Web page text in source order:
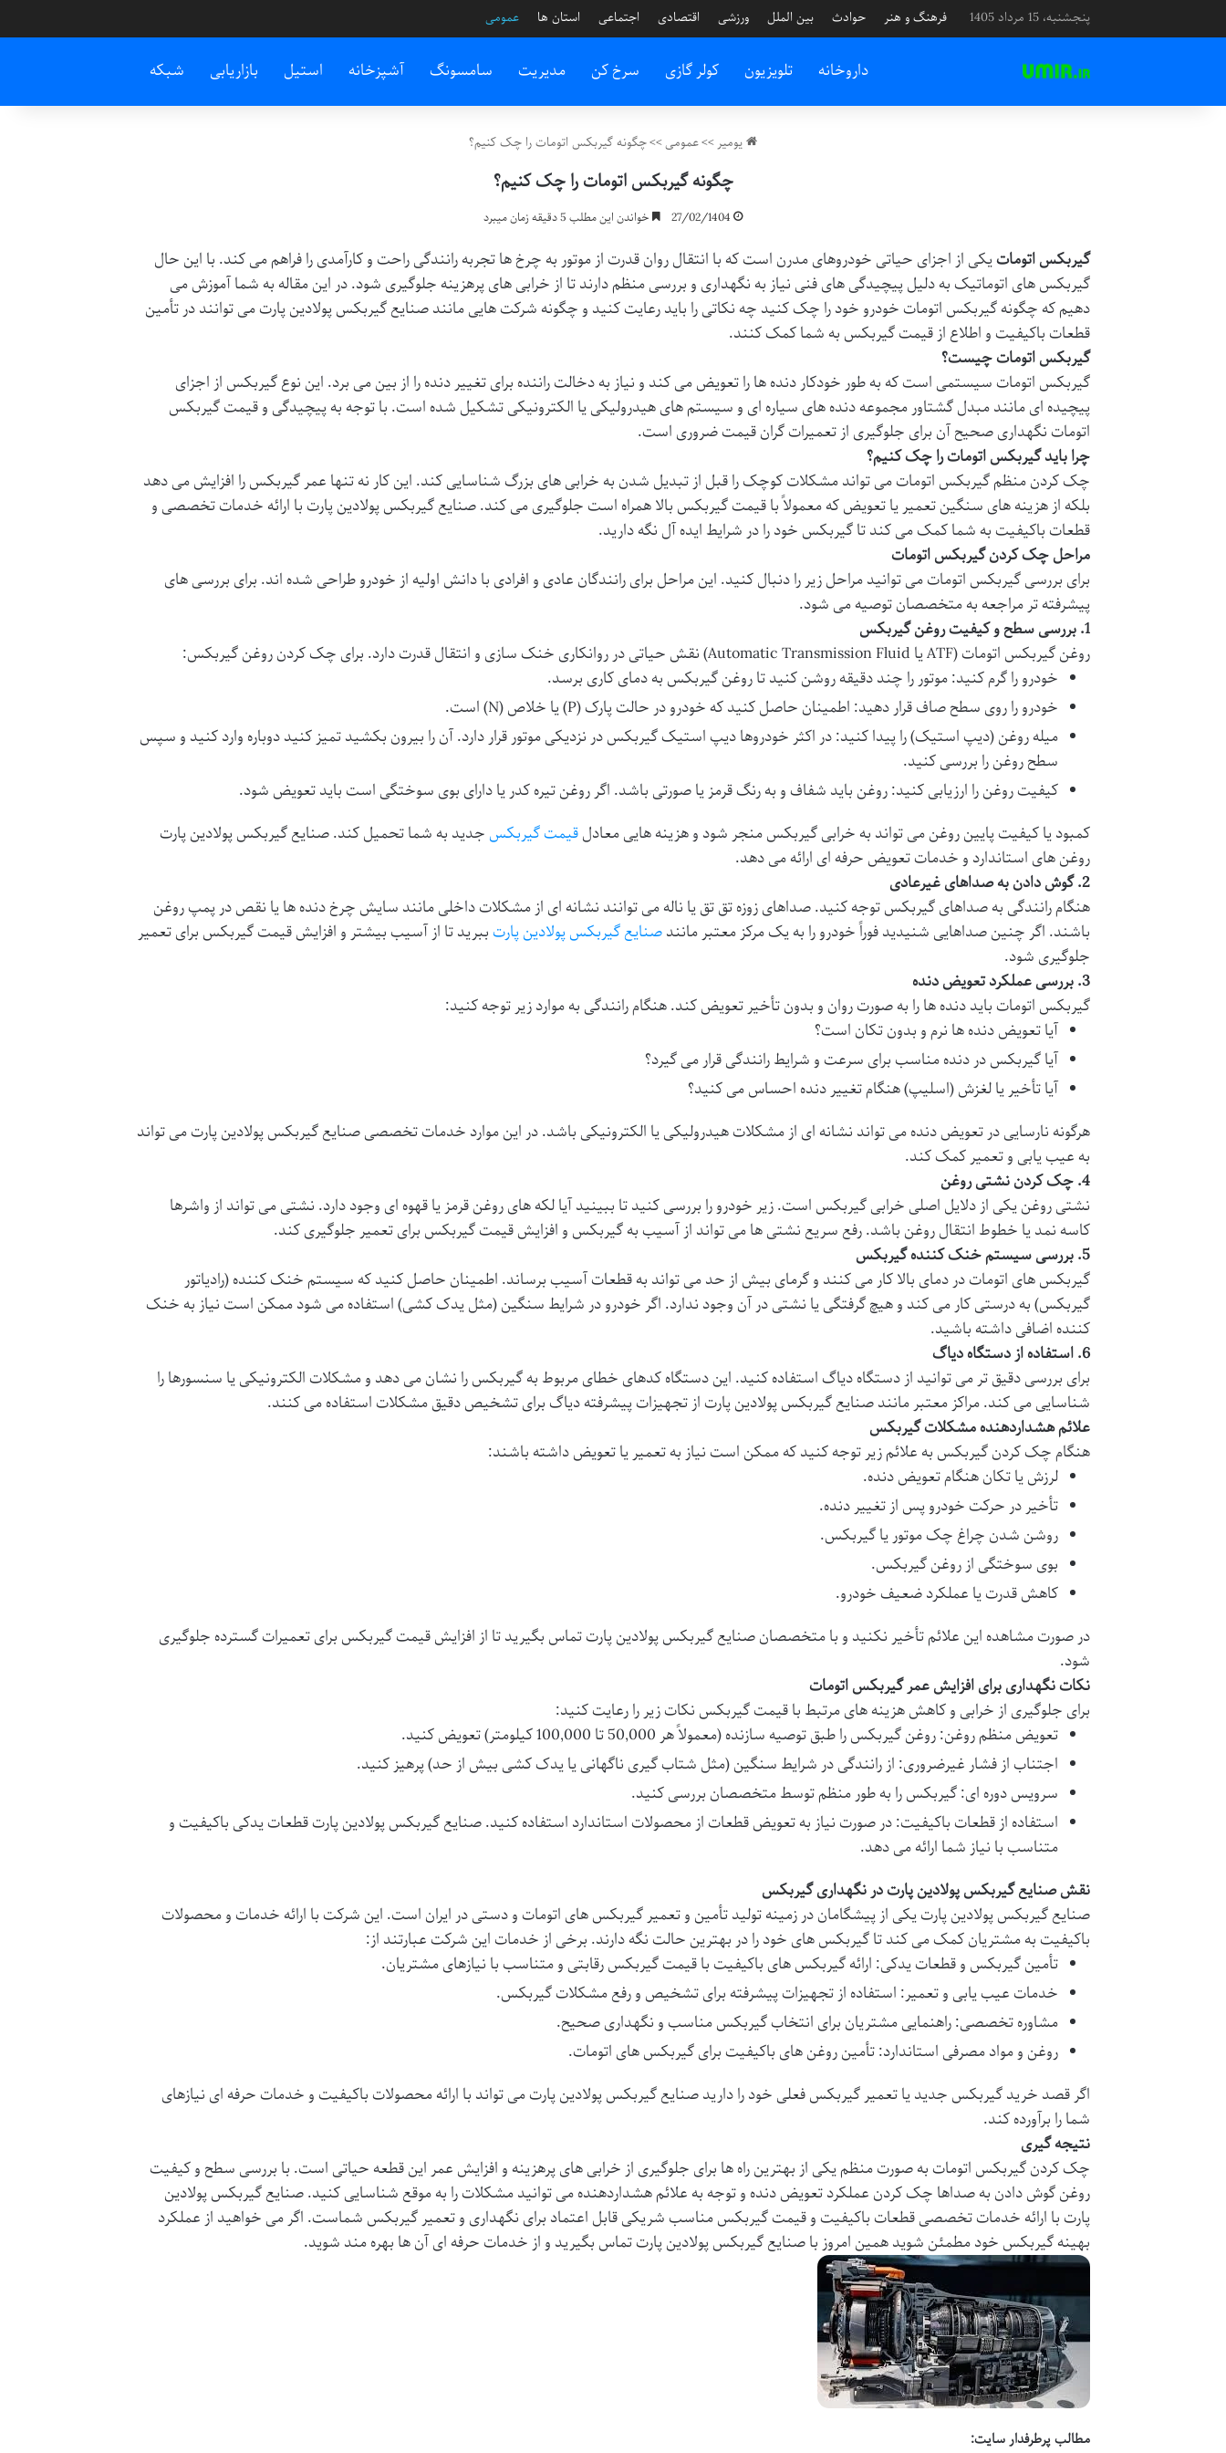
پنجشنبه، 15 مرداد 1405 فرهنگ و هنر حوادث بین الملل ورزشی اقتصادی اجتماعی استان ها عمومی
داروخانه تلویزیون کولر گازی سرخ کن مدیریت سامسونگ آشپزخانه استیل بازاریابی شبکه
یومیر>>عمومی>>چگونه گیربکس اتومات را چک کنیم؟
چگونه گیربکس اتومات را چک کنیم؟
27/02/1404 خواندن این مطلب 5 دقیقه زمان میبرد
گیربکس اتوماتیکی از اجزای حیاتی خودروهای مدرن است که با انتقال روان قدرت از موتور به چرخ ها تجربه رانندگی راحت و کارآمدی را فراهم می کند. با این حال
گیربکس های اتوماتیک به دلیل پیچیدگی های فنی نیاز به نگهداری و بررسی منظم دارند تا از خرابی های پرهزینه جلوگیری شود. در این مقاله به شما آموزش می
دهیم که چگونه گیربکس اتومات خودرو خود را چک کنید چه نکاتی را باید رعایت کنید و چگونه شرکت هایی مانندصنایع گیربکس پولادین پارتمی توانند در تأمین
قطعات باکیفیت و اطلاع ازقیمت گیربکس به شما کمک کنند.
گیربکس اتومات چیست؟
گیربکس اتومات سیستمی است که به طور خودکار دنده ها را تعویض می کند و نیاز به دخالت راننده برای تغییر دنده را از بین می برد. این نوع گیربکس از اجزای
پیچیده ای مانند مبدل گشتاور مجموعه دنده های سیاره ای و سیستم های هیدرولیکی یا الکترونیکی تشکیل شده است. با توجه به پیچیدگی وقیمت گیربکس
اتومات نگهداری صحیح آن برای جلوگیری از تعمیرات گران قیمت ضروری است.
چرا باید گیربکس اتومات را چک کنیم؟
چک کردن منظم گیربکس اتومات می تواند مشکلات کوچک را قبل از تبدیل شدن به خرابی های بزرگ شناسایی کند. این کار نه تنها عمر گیربکس را افزایش می دهد
بلکه از هزینه های سنگین تعمیر یا تعویض که معمولاً باقیمت گیربکس بالا همراه است جلوگیری می کند.صنایع گیربکس پولادین پارتبا ارائه خدمات تخصصی و
قطعات باکیفیت به شما کمک می کند تا گیربکس خود را در شرایط ایده آل نگه دارید.
مراحل چک کردن گیربکس اتومات
برای بررسی گیربکس اتومات می توانید مراحل زیر را دنبال کنید. این مراحل برای رانندگان عادی و افرادی با دانش اولیه از خودرو طراحی شده اند. برای بررسی های
پیشرفته تر مراجعه به متخصصان توصیه می شود.
1. بررسی سطح و کیفیت روغن گیربکس
روغن گیربکس اتومات (ATF یا Automatic Transmission Fluid) نقش حیاتی در روانکاری خنک سازی و انتقال قدرت دارد. برای چک کردن روغن گیربکس:
خودرو را گرم کنید: موتور را چند دقیقه روشن کنید تا روغن گیربکس به دمای کاری برسد.
خودرو را روی سطح صاف قرار دهید: اطمینان حاصل کنید که خودرو در حالت پارک (P) یا خلاص (N) است.
میله روغن (دیپ استیک) را پیدا کنید: در اکثر خودروها دیپ استیک گیربکس در نزدیکی موتور قرار دارد. آن را بیرون بکشید تمیز کنید دوباره وارد کنید و سپس
سطح روغن را بررسی کنید.
کیفیت روغن را ارزیابی کنید: روغن باید شفاف و به رنگ قرمز یا صورتی باشد. اگر روغن تیره کدر یا دارای بوی سوختگی است باید تعویض شود.
کمبود یا کیفیت پایین روغن می تواند به خرابی گیربکس منجر شود و هزینه هایی معادلقیمت گیربکس جدید به شما تحمیل کند.صنایع گیربکس پولادین پارت
روغن های استاندارد و خدمات تعویض حرفه ای ارائه می دهد.
2. گوش دادن به صداهای غیرعادی
هنگام رانندگی به صداهای گیربکس توجه کنید. صداهای زوزه تق تق یا ناله می توانند نشانه ای از مشکلات داخلی مانند سایش چرخ دنده ها یا نقص در پمپ روغن
باشند. اگر چنین صداهایی شنیدید فوراً خودرو را به یک مرکز معتبر مانندصنایع گیربکس پولادین پارتببرید تا از آسیب بیشتر و افزایشقیمت گیربکس برای تعمیر
جلوگیری شود.
3. بررسی عملکرد تعویض دنده
گیربکس اتومات باید دنده ها را به صورت روان و بدون تأخیر تعویض کند. هنگام رانندگی به موارد زیر توجه کنید:
آیا تعویض دنده ها نرم و بدون تکان است؟
آیا گیربکس در دنده مناسب برای سرعت و شرایط رانندگی قرار می گیرد؟
آیا تأخیر یا لغزش (اسلیپ) هنگام تغییر دنده احساس می کنید؟
هرگونه نارسایی در تعویض دنده می تواند نشانه ای از مشکلات هیدرولیکی یا الکترونیکی باشد. در این موارد خدمات تخصصیصنایع گیربکس پولادین پارتمی تواند
به عیب یابی و تعمیر کمک کند.
4. چک کردن نشتی روغن
نشتی روغن یکی از دلایل اصلی خرابی گیربکس است. زیر خودرو را بررسی کنید تا ببینید آیا لکه های روغن قرمز یا قهوه ای وجود دارد. نشتی می تواند از واشرها
کاسه نمد یا خطوط انتقال روغن باشد. رفع سریع نشتی ها می تواند از آسیب به گیربکس و افزایشقیمت گیربکس برای تعمیر جلوگیری کند.
5. بررسی سیستم خنک کننده گیربکس
گیربکس های اتومات در دمای بالا کار می کنند و گرمای بیش از حد می تواند به قطعات آسیب برساند. اطمینان حاصل کنید که سیستم خنک کننده (رادیاتور
گیربکس) به درستی کار می کند و هیچ گرفتگی یا نشتی در آن وجود ندارد. اگر خودرو در شرایط سنگین (مثل یدک کشی) استفاده می شود ممکن است نیاز به خنک
کننده اضافی داشته باشید.
6. استفاده از دستگاه دیاگ
برای بررسی دقیق تر می توانید از دستگاه دیاگ استفاده کنید. این دستگاه کدهای خطای مربوط به گیربکس را نشان می دهد و مشکلات الکترونیکی یا سنسورها را
شناسایی می کند. مراکز معتبر مانندصنایع گیربکس پولادین پارتاز تجهیزات پیشرفته دیاگ برای تشخیص دقیق مشکلات استفاده می کنند.
علائم هشداردهنده مشکلات گیربکس
هنگام چک کردن گیربکس به علائم زیر توجه کنید که ممکن است نیاز به تعمیر یا تعویض داشته باشند:
لرزش یا تکان هنگام تعویض دنده.
تأخیر در حرکت خودرو پس از تغییر دنده.
روشن شدن چراغ چک موتور یا گیربکس.
بوی سوختگی از روغن گیربکس.
کاهش قدرت یا عملکرد ضعیف خودرو.
در صورت مشاهده این علائم تأخیر نکنید و با متخصصانصنایع گیربکس پولادین پارتتماس بگیرید تا از افزایشقیمت گیربکس برای تعمیرات گسترده جلوگیری
شود.
نکات نگهداری برای افزایش عمر گیربکس اتومات
برای جلوگیری از خرابی و کاهش هزینه های مرتبط باقیمت گیربکس نکات زیر را رعایت کنید:
تعویض منظم روغن: روغن گیربکس را طبق توصیه سازنده (معمولاً هر 50,000 تا 100,000 کیلومتر) تعویض کنید.
اجتناب از فشار غیرضروری: از رانندگی در شرایط سنگین (مثل شتاب گیری ناگهانی یا یدک کشی بیش از حد) پرهیز کنید.
سرویس دوره ای: گیربکس را به طور منظم توسط متخصصان بررسی کنید.
استفاده از قطعات باکیفیت: در صورت نیاز به تعویض قطعات از محصولات استاندارد استفاده کنید.صنایع گیربکس پولادین پارتقطعات یدکی باکیفیت و
متناسب با نیاز شما ارائه می دهد.
نقش صنایع گیربکس پولادین پارت در نگهداری گیربکس
صنایع گیربکس پولادین پارتیکی از پیشگامان در زمینه تولید تأمین و تعمیر گیربکس های اتومات و دستی در ایران است. این شرکت با ارائه خدمات و محصولات
باکیفیت به مشتریان کمک می کند تا گیربکس های خود را در بهترین حالت نگه دارند. برخی از خدمات این شرکت عبارتند از:
تأمین گیربکس و قطعات یدکی: ارائه گیربکس های باکیفیت باقیمت گیربکسرقابتی و متناسب با نیازهای مشتریان.
خدمات عیب یابی و تعمیر: استفاده از تجهیزات پیشرفته برای تشخیص و رفع مشکلات گیربکس.
مشاوره تخصصی: راهنمایی مشتریان برای انتخاب گیربکس مناسب و نگهداری صحیح.
روغن و مواد مصرفی استاندارد: تأمین روغن های باکیفیت برای گیربکس های اتومات.
اگر قصد خرید گیربکس جدید یا تعمیر گیربکس فعلی خود را داریدصنایع گیربکس پولادین پارتمی تواند با ارائه محصولات باکیفیت و خدمات حرفه ای نیازهای
شما را برآورده کند.
نتیجه گیری
چک کردن گیربکس اتومات به صورت منظم یکی از بهترین راه ها برای جلوگیری از خرابی های پرهزینه و افزایش عمر این قطعه حیاتی است. با بررسی سطح و کیفیت
روغن گوش دادن به صداها چک کردن عملکرد تعویض دنده و توجه به علائم هشداردهنده می توانید مشکلات را به موقع شناسایی کنید.صنایع گیربکس پولادین
پارتبا ارائه خدمات تخصصی قطعات باکیفیت وقیمت گیربکسمناسب شریکی قابل اعتماد برای نگهداری و تعمیر گیربکس شماست. اگر می خواهید از عملکرد
بهینه گیربکس خود مطمئن شوید همین امروز باصنایع گیربکس پولادین پارتتماس بگیرید و از خدمات حرفه ای آن ها بهره مند شوید.
مطالب پرطرفدار سایت: